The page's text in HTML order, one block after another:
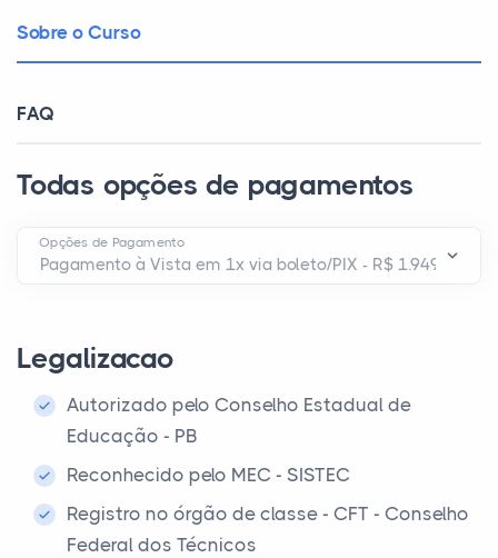
Sobre o Curso
FAQ
Todas opções de pagamentos
Opções de Pagamento
Legalizacao
Autorizado pelo Conselho Estadual de
Educação - PB
Reconhecido pelo MEC - SISTEC
Registro no órgão de classe - CFT - Conselho
Federal dos Técnicos